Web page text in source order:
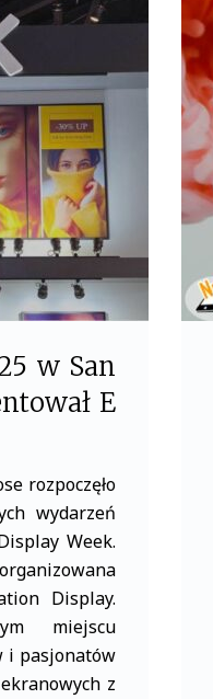
o
k
t
r
w San
E
rozpoczęło
wydarzeń
Week.
Display.
miejscu
i pasjonatów
z